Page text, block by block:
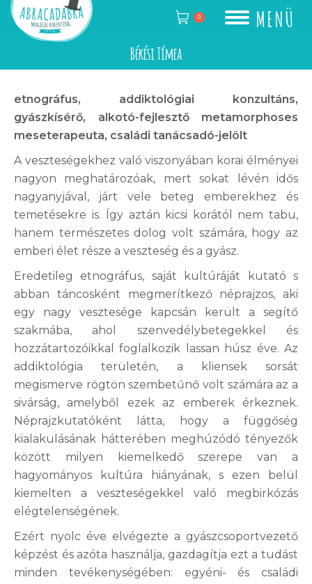
MENÜ
0
Békési Tímea
etnográfus, addiktológiai konzultáns,
gyászkísérő, alkotó-fejlesztő metamorphoses
meseterapeuta, családi tanácsadó-jelölt
A veszteségekhez való viszonyában korai élményei
nagyon meghatározóak, mert sokat lévén idős
nagyanyjával, járt vele beteg emberekhez és
temetésekre is. Így aztán kicsi korától nem tabu,
hanem természetes dolog volt számára, hogy az
emberi élet része a veszteség és a gyász.
Eredetileg etnográfus, saját kultúráját kutató s
abban táncosként megmerítkező néprajzos, aki
egy nagy vesztesége kapcsán került a segítő
szakmába, ahol szenvedélybetegekkel és
hozzátartozóikkal foglalkozik lassan húsz éve. Az
addiktológia területén, a kliensek sorsát
megismerve rögtön szembetűnő volt számára az a
sivárság, amelyből ezek az emberek érkeznek.
Néprajzkutatóként látta, hogy a függőség
kialakulásának hátterében meghúzódó tényezők
között milyen kiemelkedő szerepe van a
hagyományos kultúra hiányának, s ezen belül
kiemelten a veszteségekkel való megbirkózás
elégtelenségének.
Ezért nyolc éve elvégezte a gyászcsoportvezető
képzést és azóta használja, gazdagítja ezt a tudást
minden tevékenységében: egyéni- és családi